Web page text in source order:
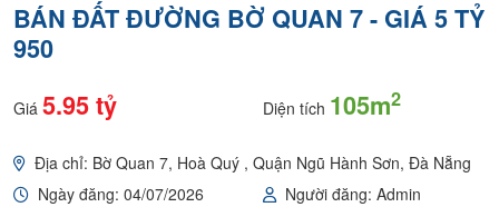
BÁN ĐẤT ĐƯỜNG BỜ QUAN 7 - GIÁ 5 TỶ
950
Giá 5.95 tỷ Diện tích 105m2
Địa chỉ: Bờ Quan 7, Hoà Quý , Quận Ngũ Hành Sơn, Đà Nẵng
Ngày đăng: 04/07/2026
Người đăng: Admin